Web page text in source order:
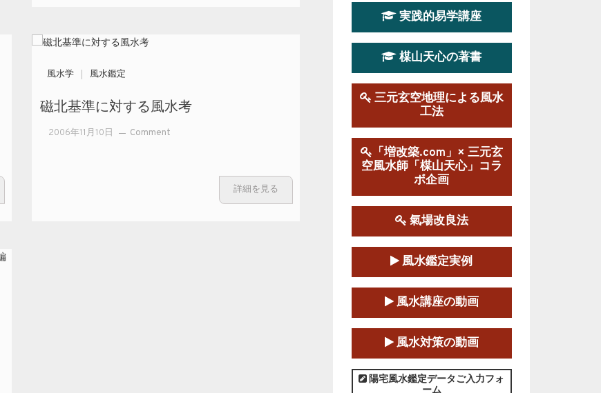
風水（応用
編）と三合羅
風水学 風水鑑定
磁北基準に対する風水考
2006年11月10日 Comment
詳細を見る
第19期立命塾実践的四柱推
命学講座
2026-03-20～2026-07-19
第１９期立命塾実践的風水
学講座
2025-09-13～2026-03-01
この講座の募集は終了しました。
陰宅三元玄空風水講座
2025-06-07～2025-06-08
この講座の募集は終了しました。
第１８期立命塾『実践的易
学講座』
2025-06-21～2025-08-24
この講座の募集は終了しました。
第１８期立命塾「実践的四
柱立命学（四柱推命学）講座」
実践的易学講座
楳山天心の著書
三元玄空地理による風水
工法
「増改築.com」× 三元玄
空風水師「楳山天心」コラ
ボ企画
氣場改良法
風水鑑定実例
風水講座の動画
風水対策の動画
陽宅風水鑑定データご入力フォ
ーム